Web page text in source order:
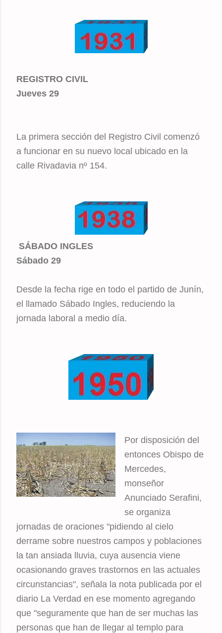
REGISTRO CIVIL
Jueves 29
La primera sección del Registro Civil comenzó
a funcionar en su nuevo local ubicado en la
calle Rivadavia nº 154.
SÁBADO INGLES
Sábado 29
Desde la fecha rige en todo el partido de Junín,
el llamado Sábado Ingles, reduciendo la
jornada laboral a medio día.
Por disposición del
entonces Obispo de
Mercedes,
monseñor
Anunciado Serafini,
se organiza
jornadas de oraciones "pidiendo al cielo
derrame sobre nuestros campos y poblaciones
la tan ansiada lluvia, cuya ausencia viene
ocasionando graves trastornos en las actuales
circunstancias", señala la nota publicada por el
diario La Verdad en ese momento agregando
que "seguramente que han de ser muchas las
personas que han de llegar al templo para